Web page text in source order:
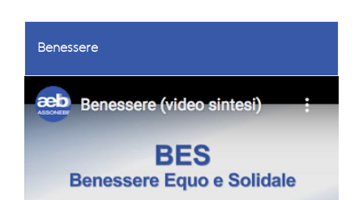
Benessere